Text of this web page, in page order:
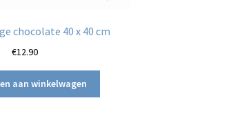
chocolate 40 x 40 cm
€12.90
aan winkelwagen